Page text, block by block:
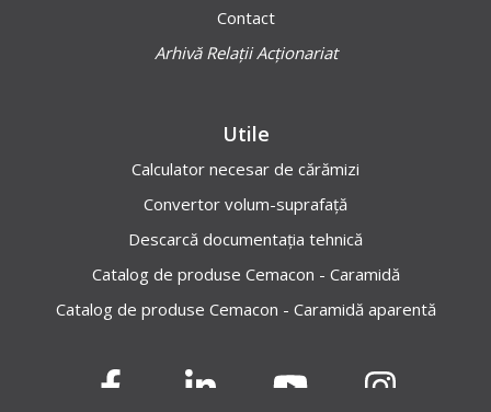
Contact
Arhivă Relații Acționariat
Utile
Calculator necesar de cărămizi
Convertor volum-suprafață
Descarcă documentația tehnică
Catalog de produse Cemacon - Caramidă
Catalog de produse Cemacon - Caramidă aparentă